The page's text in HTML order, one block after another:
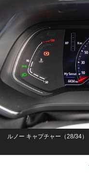
ルノー キャプチャー（28/34）